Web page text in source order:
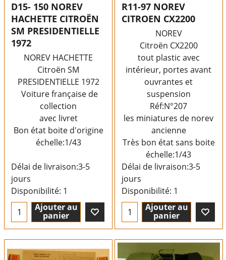
D15- 150 NOREV
HACHETTE CITROËN
SM PRESIDENTIELLE
1972
NOREV HACHETTE
Citroën SM
PRESIDENTIELLE 1972
Voiture française de
collection
avec livret
Bon état boite d'origine
échelle:1/43
Délai de livraison:3-5
jours
Disponibilité: 1
Ajouter au
panier
R11-97 NOREV
CITROEN CX2200
NOREV
Citroën CX2200
tout plastic avec
intérieur, portes avant
ouvrantes et
suspension
Réf:N°207
les miniatures de norev
ancienne
Très bon état sans boite
échelle:1/43
Délai de livraison:3-5
jours
Disponibilité: 1
Ajouter au
panier